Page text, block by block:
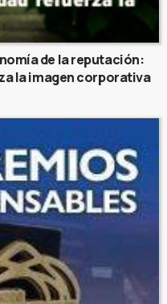
de la reputación:
la imagen corporativa